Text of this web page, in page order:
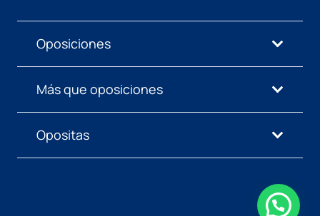
Oposiciones
Más que oposiciones
Opositas